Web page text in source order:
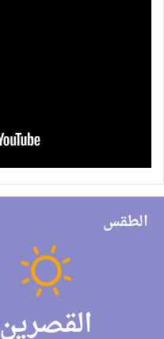
الطقس
القصرين